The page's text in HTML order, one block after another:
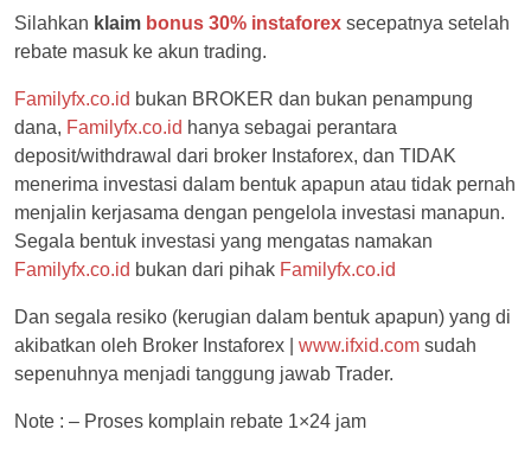
Silahkan klaim bonus 30% instaforex secepatnya setelah
rebate masuk ke akun trading.
Familyfx.co.id bukan BROKER dan bukan penampung
dana, Familyfx.co.id hanya sebagai perantara
deposit/withdrawal dari broker Instaforex, dan TIDAK
menerima investasi dalam bentuk apapun atau tidak pernah
menjalin kerjasama dengan pengelola investasi manapun.
Segala bentuk investasi yang mengatas namakan
Familyfx.co.id bukan dari pihak Familyfx.co.id
Dan segala resiko (kerugian dalam bentuk apapun) yang di
akibatkan oleh Broker Instaforex | www.ifxid.com sudah
sepenuhnya menjadi tanggung jawab Trader.
Note : – Proses komplain rebate 1×24 jam